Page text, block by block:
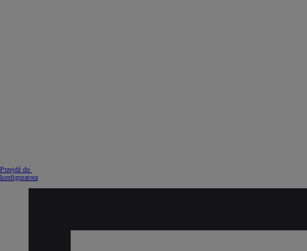
Przejdź do
konfiguratora